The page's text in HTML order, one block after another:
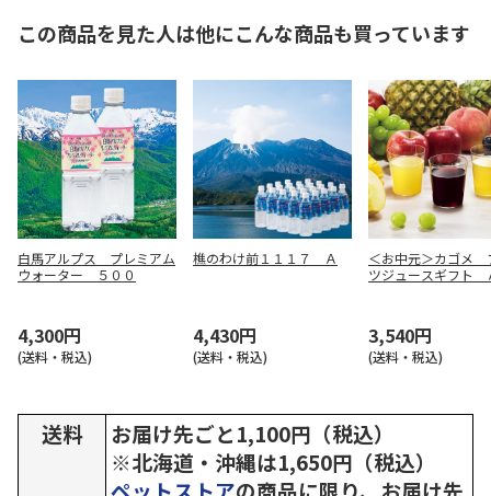
この商品を見た人は他にこんな商品も買っています
白馬アルプス プレミアム
ウォーター ５００
4,300円
(送料・税込)
樵のわけ前１１１７ Ａ
4,430円
(送料・税込)
＜お中元＞カゴメ
ツジュースギフト
3,540円
(送料・税込)
送料
お届け先ごと1,100円（税込）
※北海道・沖縄は1,650円（税込）
ペットストアの商品に限り、お届け先